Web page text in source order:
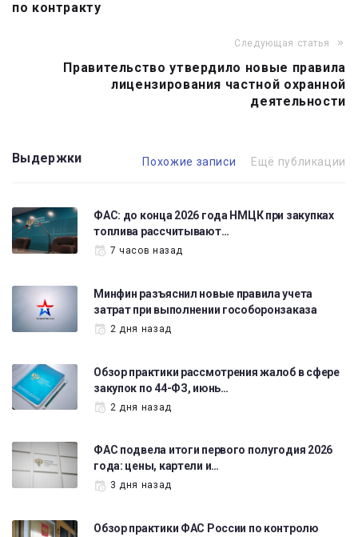
по контракту
Следующая статья
Правительство утвердило новые правила
лицензирования частной охранной
деятельности
Выдержки Похожие записи Ещё публикации
ФАС: до конца 2026 года НМЦК при закупках
топлива рассчитывают…
7 часов назад
Минфин разъяснил новые правила учета
затрат при выполнении гособоронзаказа
2 дня назад
Обзор практики рассмотрения жалоб в сфере
закупок по 44-ФЗ, июнь…
2 дня назад
ФАС подвела итоги первого полугодия 2026
года: цены, картели и…
3 дня назад
Обзор практики ФАС России по контролю